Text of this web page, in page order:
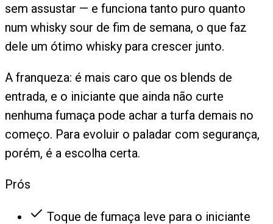
sem assustar — e funciona tanto puro quanto
num whisky sour de fim de semana, o que faz
dele um ótimo whisky para crescer junto.
A franqueza: é mais caro que os blends de
entrada, e o iniciante que ainda não curte
nenhuma fumaça pode achar a turfa demais no
começo. Para evoluir o paladar com segurança,
porém, é a escolha certa.
Prós
Toque de fumaça leve para o iniciante